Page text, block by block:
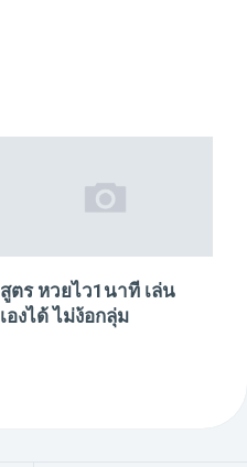
สูตร หวยไว1นาที เล่น
เองได้ ไม่ง้อกลุ่ม